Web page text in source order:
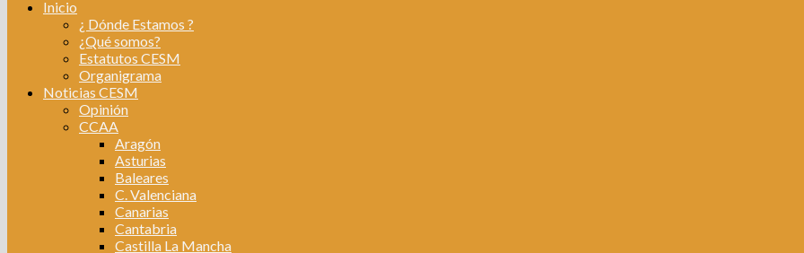
Inicio
¿ Dónde Estamos ?
¿Qué somos?
Estatutos CESM
Organigrama
Noticias CESM
Opinión
CCAA
Aragón
Asturias
Baleares
C. Valenciana
Canarias
Cantabria
Castilla La Mancha